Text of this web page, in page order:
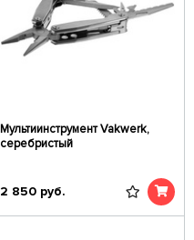
Мультиинструмент Vakwerk,
серебристый
2 850 руб.